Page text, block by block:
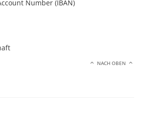
Number (IBAN)
NACH OBEN